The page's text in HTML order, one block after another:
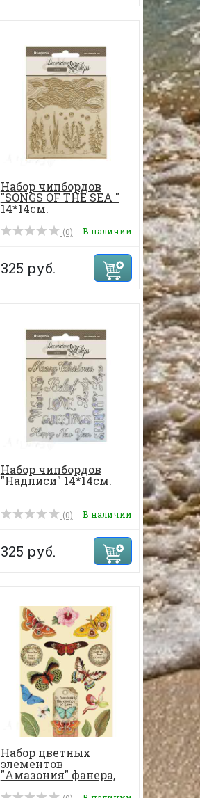
Набор чипбордов
"SONGS OF THE SEA "
14*14см.
(0) В наличии
325 руб.
Набор чипбордов
"Надписи" 14*14см.
(0) В наличии
325 руб.
Набор цветных
элементов
"Амазония" фанера,